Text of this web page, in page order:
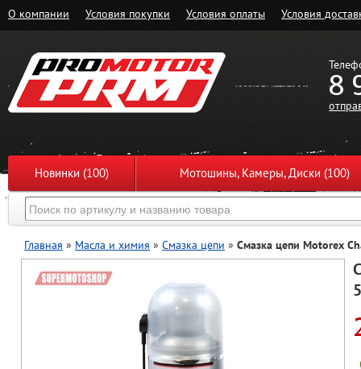
О компании Условия покупки Условия оплаты Условия
8
Новинки (100) Мотошины, Камеры, Диски (100)
Главная » Масла и химия » Смазка цепи » Смазка цепи Motorex